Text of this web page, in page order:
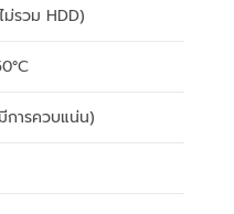
รวม HDD)
การควบแน่น)